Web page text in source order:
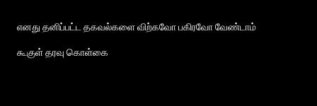
எனது தனிப்பட்ட தகவல்களை விற்கவோ பகிரவோ வேண்டாம்
கூகுள் தரவு கொள்கை